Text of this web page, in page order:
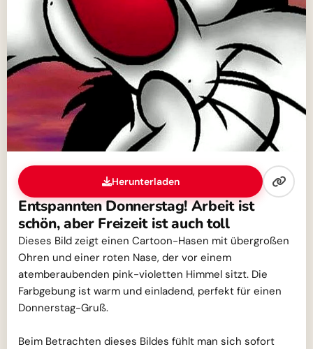
Herunterladen
Entspannten Donnerstag! Arbeit ist
schön, aber Freizeit ist auch toll
Dieses Bild zeigt einen Cartoon-Hasen mit übergroßen
Ohren und einer roten Nase, der vor einem
atemberaubenden pink-violetten Himmel sitzt. Die
Farbgebung ist warm und einladend, perfekt für einen
Donnerstag-Gruß.
Beim Betrachten dieses Bildes fühlt man sich sofort